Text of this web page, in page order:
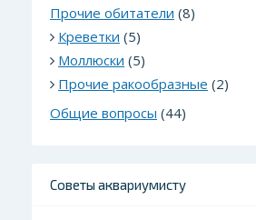
Прочие обитатели (8)
Креветки (5)
Моллюски (5)
Прочие ракообразные (2)
Общие вопросы (44)
Советы аквариумисту